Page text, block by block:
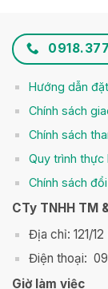
Hướng dẫn
Chính sách
Chính sách
Quy trình thực
Chính sách
CTy TNHH TM
Địa chỉ: 121/
Điện thoại:
Giờ làm việc